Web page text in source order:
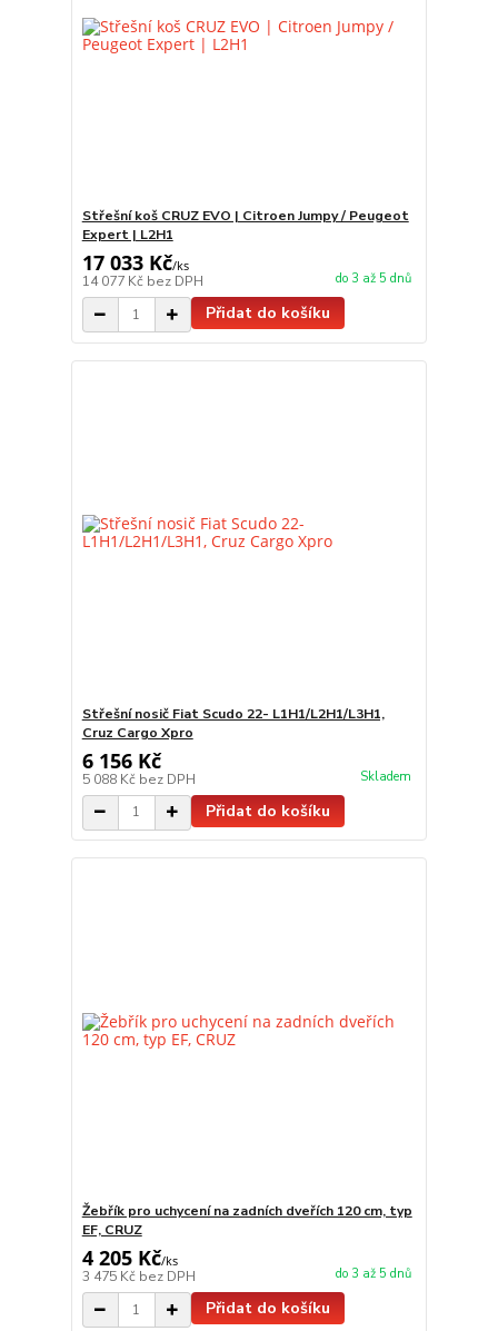
Střešní koš CRUZ EVO | Citroen Jumpy / Peugeot
Expert | L2H1
17 033 Kč/ks
14 077 Kč bez DPH do 3 až 5 dnů
Přidat do košíku
Střešní nosič Fiat Scudo 22- L1H1/L2H1/L3H1,
Cruz Cargo Xpro
6 156 Kč
5 088 Kč bez DPH Skladem
Přidat do košíku
Žebřík pro uchycení na zadních dveřích 120 cm, typ
EF, CRUZ
4 205 Kč/ks
3 475 Kč bez DPH do 3 až 5 dnů
Přidat do košíku